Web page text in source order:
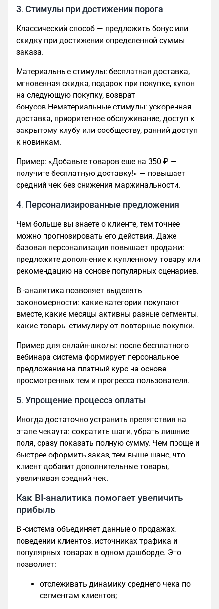
3. Стимулы при достижении порога
Классический способ — предложить бонус или
скидку при достижении определенной суммы
заказа.
Материальные стимулы: бесплатная доставка,
мгновенная скидка, подарок при покупке, купон
на следующую покупку, возврат
бонусов.Нематериальные стимулы: ускоренная
доставка, приоритетное обслуживание, доступ к
закрытому клубу или сообществу, ранний доступ
к новинкам.
Пример: «Добавьте товаров еще на 350 ₽ —
получите бесплатную доставку!» — повышает
средний чек без снижения маржинальности.
4. Персонализированные предложения
Чем больше вы знаете о клиенте, тем точнее
можно прогнозировать его действия. Даже
базовая персонализация повышает продажи:
предложите дополнение к купленному товару или
рекомендацию на основе популярных сценариев.
BI-аналитика позволяет выделять
закономерности: какие категории покупают
вместе, какие месяцы активны разные сегменты,
какие товары стимулируют повторные покупки.
Пример для онлайн-школы: после бесплатного
вебинара система формирует персональное
предложение на платный курс на основе
просмотренных тем и прогресса пользователя.
5. Упрощение процесса оплаты
Иногда достаточно устранить препятствия на
этапе чекаута: сократить шаги, убрать лишние
поля, сразу показать полную сумму. Чем проще и
быстрее оформить заказ, тем выше шанс, что
клиент добавит дополнительные товары,
увеличивая средний чек.
Как BI-аналитика помогает увеличить
прибыль
BI-система объединяет данные о продажах,
поведении клиентов, источниках трафика и
популярных товарах в одном дашборде. Это
позволяет:
отслеживать динамику среднего чека по
сегментам клиентов;